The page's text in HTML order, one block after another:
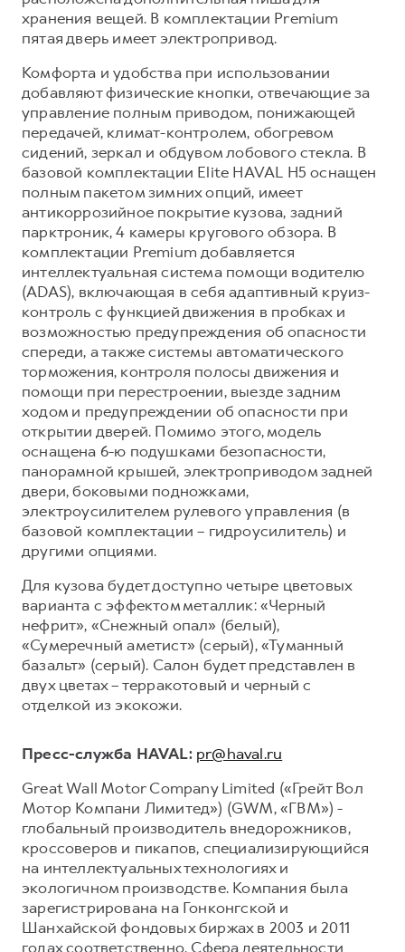
хранения вещей. В комплектации Premium
пятая дверь имеет электропривод.
Комфорта и удобства при использовании
добавляют физические кнопки, отвечающие за
управление полным приводом, понижающей
передачей, климат-контролем, обогревом
сидений, зеркал и обдувом лобового стекла. В
базовой комплектации Elite HAVAL H5 оснащен
полным пакетом зимних опций, имеет
антикоррозийное покрытие кузова, задний
парктроник, 4 камеры кругового обзора. В
комплектации Premium добавляется
интеллектуальная система помощи водителю
(ADAS), включающая в себя адаптивный круиз-
контроль с функцией движения в пробках и
возможностью предупреждения об опасности
спереди, а также системы автоматического
торможения, контроля полосы движения и
помощи при перестроении, выезде задним
ходом и предупреждении об опасности при
открытии дверей. Помимо этого, модель
оснащена 6-ю подушками безопасности,
панорамной крышей, электроприводом задней
двери, боковыми подножками,
электроусилителем рулевого управления (в
базовой комплектации – гидроусилитель) и
другими опциями.
Для кузова будет доступно четыре цветовых
варианта с эффектом металлик: «Черный
нефрит», «Снежный опал» (белый),
«Сумеречный аметист» (серый), «Туманный
базальт» (серый). Салон будет представлен в
двух цветах – терракотовый и черный с
отделкой из экокожи.
Пресс-служба HAVAL: pr@haval.ru
Great Wall Motor Company Limited («Грейт Вол
Мотор Компани Лимитед») (GWM, «ГВМ») -
глобальный производитель внедорожников,
кроссоверов и пикапов, специализирующийся
на интеллектуальных технологиях и
экологичном производстве. Компания была
зарегистрирована на Гонконгской и
Шанхайской фондовых биржах в 2003 и 2011
годах соответственно. Сфера деятельности